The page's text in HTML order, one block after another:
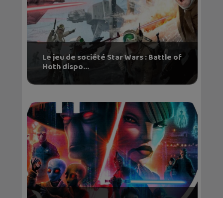
Le jeu de société Star Wars : Battle of
Hoth dispo...